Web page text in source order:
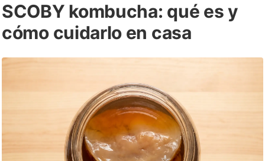
SCOBY kombucha: qué es y
cómo cuidarlo en casa